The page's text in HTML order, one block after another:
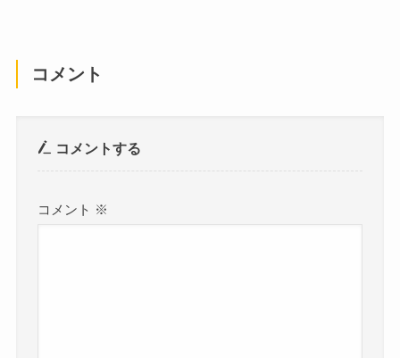
コメント
コメントする
コメント ※